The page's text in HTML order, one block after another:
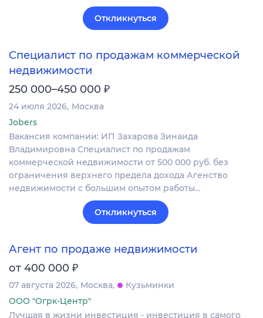
Откликнуться
Специалист по продажам коммерческой
недвижимости
250 000–450 000 ₽
24 июля 2026 Москва
Jobers
Вакансия компании: ИП Захарова Зинаида
Владимировна Специалист по продажам
коммерческой недвижимости от 500 000 руб. без
ограничения верхнего предела дохода Агенство
недвижимости с большим опытом работы…
Откликнуться
Агент по продаже недвижимости
от 400 000 ₽
07 августа 2026 Москва
Кузьминки
ООО "Огрк-Центр"
Лучшая в жизни инвестиция - инвестиция в самого